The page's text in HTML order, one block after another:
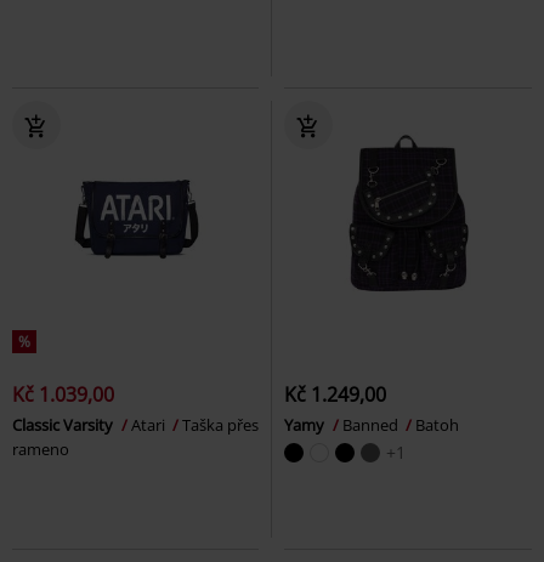
%
Kč 1.039,00
Classic Varsity Atari
Taška přes
rameno
Kč 1.249,00
Yamy Banned Batoh
+1